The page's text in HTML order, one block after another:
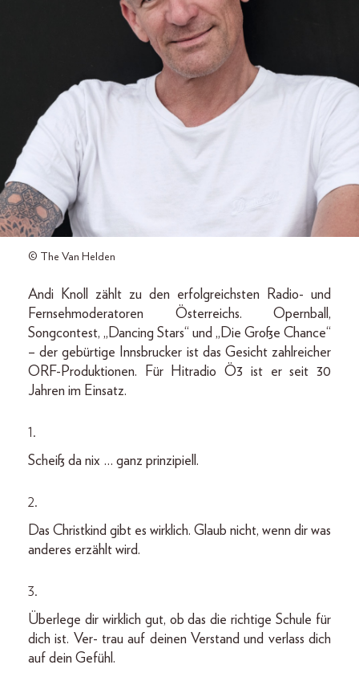
© The Van Helden
Andi Knoll zählt zu den erfolgreichsten Radio- und
Fernsehmoderatoren Österreichs. Opernball,
Songcontest, „Dancing Stars“ und „Die Große Chance“
– der gebürtige Innsbrucker ist das Gesicht zahlreicher
ORF-Produktionen. Für Hitradio Ö3 ist er seit 30
Jahren im Einsatz.
1.
Scheiß da nix … ganz prinzipiell.
2.
Das Christkind gibt es wirklich. Glaub nicht, wenn dir was
anderes erzählt wird.
3.
Überlege dir wirklich gut, ob das die richtige Schule für
dich ist. Ver- trau auf deinen Verstand und verlass dich
auf dein Gefühl.